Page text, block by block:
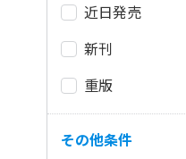
近日発売
新刊
重版
その他条件